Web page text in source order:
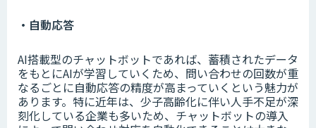
・自動応答
AI搭載型のチャットボットであれば、蓄積されたデータ
をもとにAIが学習していくため、問い合わせの回数が重
なるごとに自動応答の精度が高まっていくという魅力が
あります。特に近年は、少子高齢化に伴い人手不足が深
刻化している企業も多いため、チャットボットの導入